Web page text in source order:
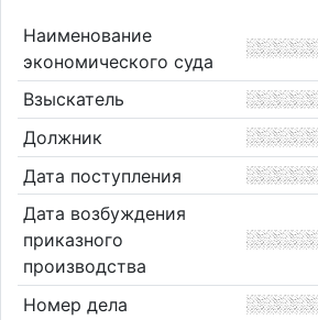
Наименование
экономического суда
Взыскатель
Должник
Дата поступления
Дата возбуждения
приказного
производства
Номер дела